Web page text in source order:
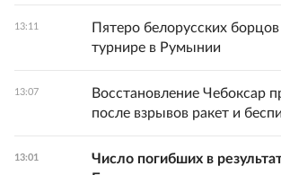
13:11
Пятеро белорусских
турнире в Румынии
13:07
Восстановление Чебоксар
после взрывов ракет и
13:01
Число погибших в